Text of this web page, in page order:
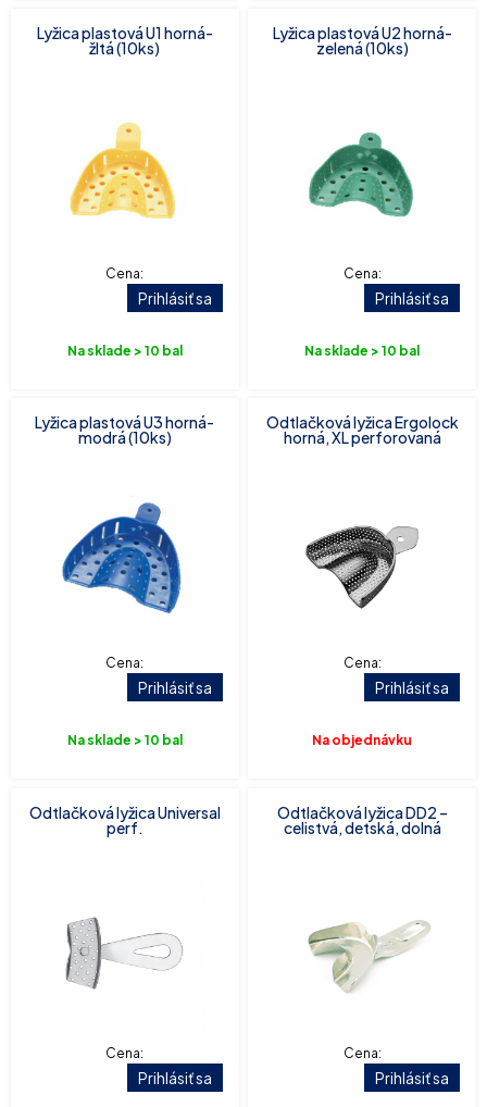
Lyžica plastová U1 horná-
žltá (10ks)
Cena:
Prihlásiť sa
Na sklade > 10 bal
Lyžica plastová U2 horná-
zelená (10ks)
Cena:
Prihlásiť sa
Na sklade > 10 bal
Lyžica plastová U3 horná-
modrá (10ks)
Cena:
Prihlásiť sa
Na sklade > 10 bal
Odtlačková lyžica Ergolock
horná, XL perforovaná
Cena:
Prihlásiť sa
Na objednávku
Odtlačková lyžica Universal
perf.
Cena:
Prihlásiť sa
Odtlačková lyžica DD2 –
celistvá, detská, dolná
Cena:
Prihlásiť sa